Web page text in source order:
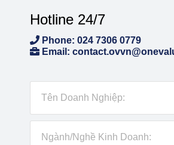
Hotline 24/7
Phone: 024 7306 0779
Email: